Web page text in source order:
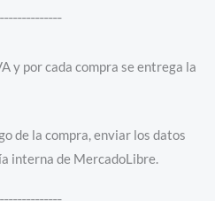
y por cada compra se entrega la
de la compra, enviar los datos
interna de MercadoLibre.